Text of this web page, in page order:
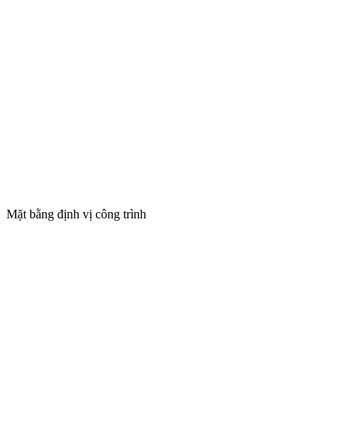
Mặt bằng định vị công trình